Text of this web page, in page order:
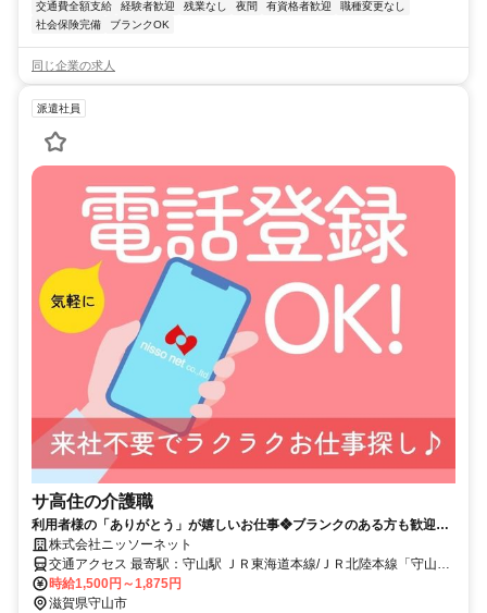
交通費全額支給 経験者歓迎 残業なし 夜間 有資格者歓迎
職種変更なし
社会保険完備
ブランクOK
同じ企業の求人
派遣社員
サ高住の介護職
利用者様の「ありがとう」が嬉しいお仕事❖ブランクのある方も歓迎で
す❖株式会社ニッソーネット
交通アクセス 最寄駅：守山駅 ＪＲ東海道本線/ＪＲ北陸本線「守山
駅」から徒歩28分
時給1,500円～1,875円
滋賀県守山市